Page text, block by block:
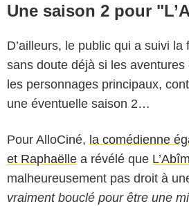
Une saison 2 pour
D’ailleurs, le public qui a suivi
sans doute déjà si les aventures
les personnages principaux,
une éventuelle saison 2…
Pour AlloCiné, la comédienne
et Raphaëlle a révélé que
malheureusement pas droit à
vraiment bouclé pour être une